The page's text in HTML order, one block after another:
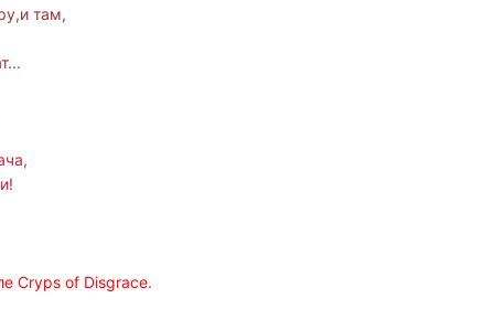
там,
Cryps of Disgrace.